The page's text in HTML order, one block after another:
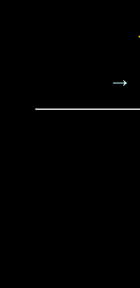
→